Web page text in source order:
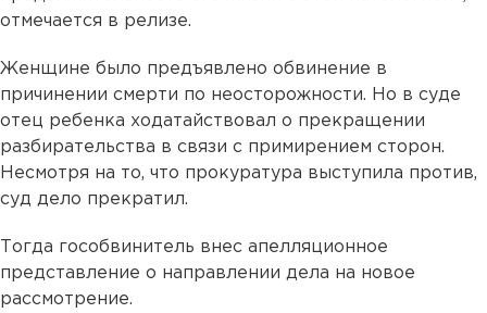
отмечается в релизе.
Женщине было предъявлено обвинение в
причинении смерти по неосторожности. Но в суде
отец ребенка ходатайствовал о прекращении
разбирательства в связи с примирением сторон.
Несмотря на то, что прокуратура выступила против,
суд дело прекратил.
Тогда гособвинитель внес апелляционное
представление о направлении дела на новое
рассмотрение.